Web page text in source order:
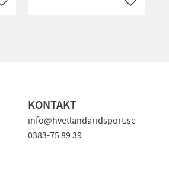
Lägg till i favoriter Lägg till i
KONTAKT
info@hvetlandaridsport.se
0383-75 89 39